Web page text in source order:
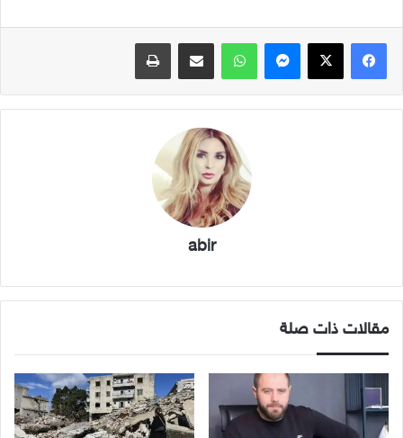
فيسبوك X ماسنجر واتساب مشاركة عبر البريد طباعة
abir
مقالات ذات صلة